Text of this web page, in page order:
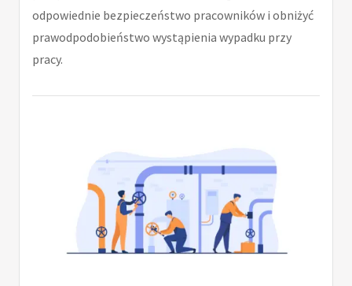
odpowiednie bezpieczeństwo pracowników i obniżyć
prawodpodobieństwo wystąpienia wypadku przy
pracy.